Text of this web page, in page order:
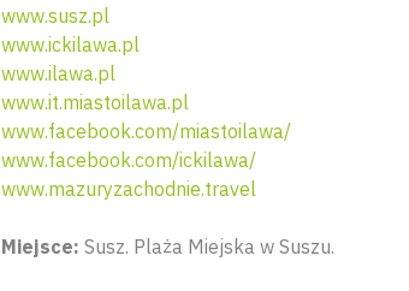
www.susz.pl
www.ickilawa.pl
www.ilawa.pl
www.it.miastoilawa.pl
www.facebook.com/miastoilawa/
www.facebook.com/ickilawa/
www.mazuryzachodnie.travel
Miejsce: Susz. Plaża Miejska w Suszu.